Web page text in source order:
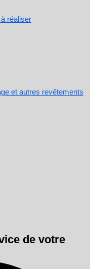
réaliser
et autres revêtements
de votre